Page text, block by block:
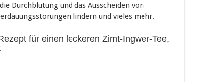
Durchblutung und das Ausscheiden von
lindern und vieles mehr.
für einen leckeren Zimt-Ingwer-Tee,